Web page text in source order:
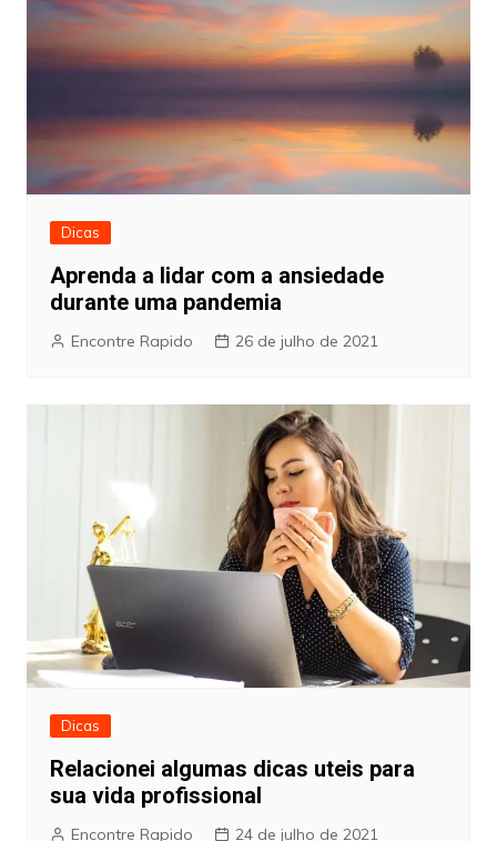
Dicas
Aprenda a lidar com a ansiedade
durante uma pandemia
Encontre Rapido 26 de julho de 2021
Dicas
Relacionei algumas dicas uteis para
sua vida profissional
Encontre Rapido 24 de julho de 2021